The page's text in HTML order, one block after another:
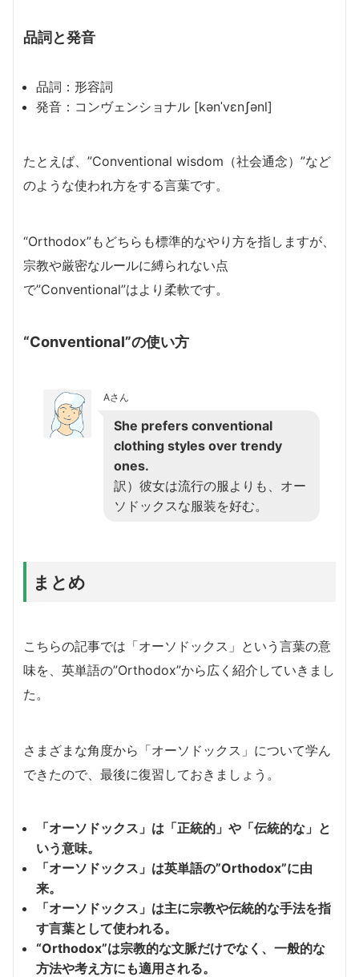
品詞と発音
品詞：形容詞
発音：コンヴェンショナル [kənˈvɛnʃənl]
たとえば、”Conventional wisdom（社会通念）”など
のような使われ方をする言葉です。
“Orthodox”もどちらも標準的なやり方を指しますが、
宗教や厳密なルールに縛られない点
で”Conventional”はより柔軟です。
“Conventional”の使い方
Aさん
She prefers conventional
clothing styles over trendy
ones.
訳）彼女は流行の服よりも、オー
ソドックスな服装を好む。
まとめ
こちらの記事では「オーソドックス」という言葉の意
味を、英単語の”Orthodox”から広く紹介していきまし
た。
さまざまな角度から「オーソドックス」について学ん
できたので、最後に復習しておきましょう。
「オーソドックス」は「正統的」や「伝統的な」と
いう意味。
「オーソドックス」は英単語の”Orthodox”に由
来。
「オーソドックス」は主に宗教や伝統的な手法を指
す言葉として使われる。
“Orthodox”は宗教的な文脈だけでなく、一般的な
方法や考え方にも適用される。